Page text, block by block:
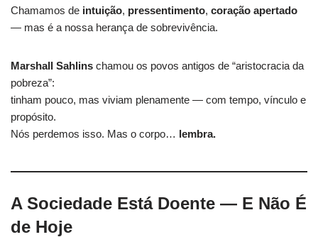
Chamamos de intuição, pressentimento, coração apertado
— mas é a nossa herança de sobrevivência.
Marshall Sahlins chamou os povos antigos de “aristocracia da
pobreza”:
tinham pouco, mas viviam plenamente — com tempo, vínculo e
propósito.
Nós perdemos isso. Mas o corpo… lembra.
A Sociedade Está Doente — E Não É
de Hoje